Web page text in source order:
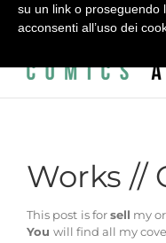
Works //
This post is forsell my
You will find all my
su un link o proseguendo
acconsenti all’uso dei